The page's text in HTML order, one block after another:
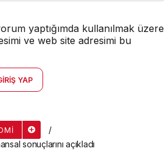
yaptığımda kullanılmak üzere
ve web site adresimi bu
YAP
sonuçlarını açıkladı